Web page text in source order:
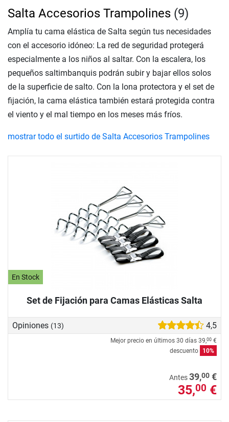
En Stock
Set de Fijación para Camas Elásticas Salta
Opiniones (13) 4,5
Mejor precio en últimos 30 días 39,00 €
descuento
10%
Antes39,00 €
35,00 €
Salta Accesorios Trampolines (9)
Amplía tu cama elástica de Salta según tus necesidades
con el accesorio idóneo: La red de seguridad protegerá
especialmente a los niños al saltar. Con la escalera, los
pequeños saltimbanquis podrán subir y bajar ellos solos
de la superficie de salto. Con la lona protectora y el set de
fijación, la cama elástica también estará protegida contra
el viento y el mal tiempo en los meses más fríos.
mostrar todo el surtido de Salta Accesorios Trampolines